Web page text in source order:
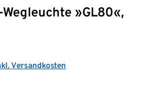
»GL80«,
Versandkosten